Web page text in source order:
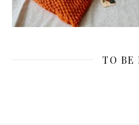
TO BE